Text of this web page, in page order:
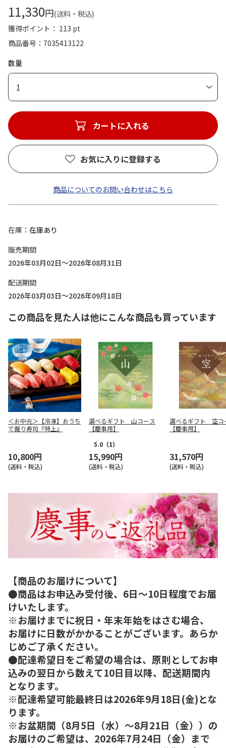
11,330円(送料・税込)
獲得ポイント： 113 pt
商品番号
7035413122
数量
1
カートに入れる
お気に入りに登録する
商品についてのお問い合わせはこちら
在庫
在庫あり
販売期間
2026年03月02日～2026年08月31日
配送期間
2026年03月03日～2026年09月18日
この商品を見た人は他にこんな商品も買っています
＜お中元＞【冷凍】おうち
で握り寿司『特上』
10,800円
(送料・税込)
選べるギフト 山コース
【慶事用】
5.0 （1）
15,990円
(送料・税込)
選べるギフト 空コ
【慶事用】
31,570円
(送料・税込)
【商品のお届けについて】
●商品はお申込み受付後、6日～10日程度でお届
けいたします。
※お届けまでに祝日・年末年始をはさむ場合、
お届けに日数がかかることがございます。あらか
じめご了承ください。
●配達希望日をご希望の場合は、原則としてお申
込みの翌日から数えて10日目以降、配送期間内
となります。
※配達希望可能最終日は2026年9月18日(金)とな
ります。
※お盆期間（8月5日（水）～8月21日（金））の
お届けのご希望は、2026年7月24日（金）まで